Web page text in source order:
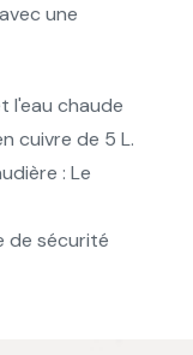
une
l'eau chaude
cuivre de 5 L.
: Le
de sécurité